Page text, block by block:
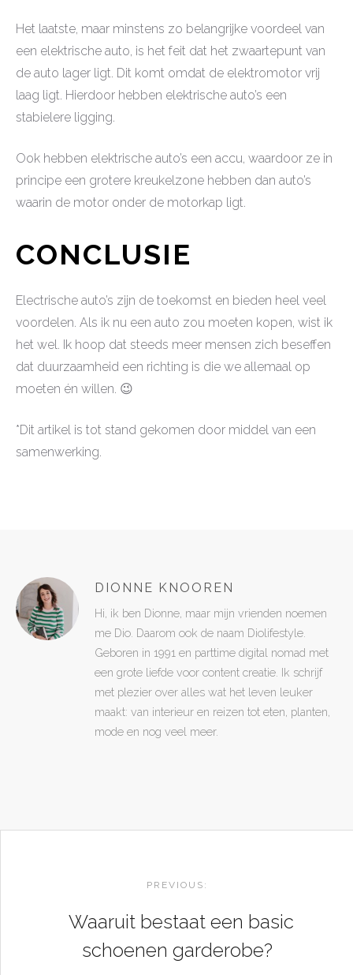
Het laatste, maar minstens zo belangrijke voordeel van
een elektrische auto, is het feit dat het zwaartepunt van
de auto lager ligt. Dit komt omdat de elektromotor vrij
laag ligt. Hierdoor hebben elektrische auto’s een
stabielere ligging.
Ook hebben elektrische auto’s een accu, waardoor ze in
principe een grotere kreukelzone hebben dan auto’s
waarin de motor onder de motorkap ligt.
CONCLUSIE
Electrische auto’s zijn de toekomst en bieden heel veel
voordelen. Als ik nu een auto zou moeten kopen, wist ik
het wel. Ik hoop dat steeds meer mensen zich beseffen
dat duurzaamheid een richting is die we allemaal op
moeten én willen. 😉
*Dit artikel is tot stand gekomen door middel van een
samenwerking.
DIONNE KNOOREN
Hi, ik ben Dionne, maar mijn vrienden noemen
me Dio. Daarom ook de naam Diolifestyle.
Geboren in 1991 en parttime digital nomad met
een grote liefde voor content creatie. Ik schrijf
met plezier over alles wat het leven leuker
maakt: van interieur en reizen tot eten, planten,
mode en nog veel meer.
NAVIGATION
PREVIOUS:
Waaruit bestaat een basic
schoenen garderobe?